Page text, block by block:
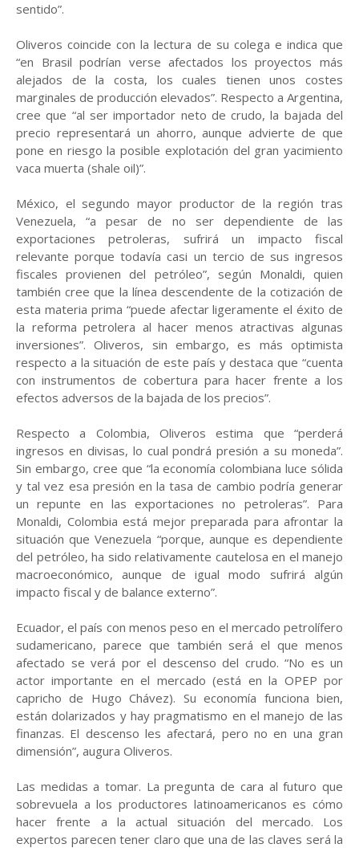
sentido”.
Oliveros coincide con la lectura de su colega e indica que
“en Brasil podrían verse afectados los proyectos más
alejados de la costa, los cuales tienen unos costes
marginales de producción elevados”. Respecto a Argentina,
cree que “al ser importador neto de crudo, la bajada del
precio representará un ahorro, aunque advierte de que
pone en riesgo la posible explotación del gran yacimiento
vaca muerta (shale oil)”.
México, el segundo mayor productor de la región tras
Venezuela, “a pesar de no ser dependiente de las
exportaciones petroleras, sufrirá un impacto fiscal
relevante porque todavía casi un tercio de sus ingresos
fiscales provienen del petróleo”, según Monaldi, quien
también cree que la línea descendente de la cotización de
esta materia prima “puede afectar ligeramente el éxito de
la reforma petrolera al hacer menos atractivas algunas
inversiones”. Oliveros, sin embargo, es más optimista
respecto a la situación de este país y destaca que “cuenta
con instrumentos de cobertura para hacer frente a los
efectos adversos de la bajada de los precios”.
Respecto a Colombia, Oliveros estima que “perderá
ingresos en divisas, lo cual pondrá presión a su moneda”.
Sin embargo, cree que “la economía colombiana luce sólida
y tal vez esa presión en la tasa de cambio podría generar
un repunte en las exportaciones no petroleras”. Para
Monaldi, Colombia está mejor preparada para afrontar la
situación que Venezuela “porque, aunque es dependiente
del petróleo, ha sido relativamente cautelosa en el manejo
macroeconómico, aunque de igual modo sufrirá algún
impacto fiscal y de balance externo”.
Ecuador, el país con menos peso en el mercado petrolífero
sudamericano, parece que también será el que menos
afectado se verá por el descenso del crudo. “No es un
actor importante en el mercado (está en la OPEP por
capricho de Hugo Chávez). Su economía funciona bien,
están dolarizados y hay pragmatismo en el manejo de las
finanzas. El descenso les afectará, pero no en una gran
dimensión”, augura Oliveros.
Las medidas a tomar. La pregunta de cara al futuro que
sobrevuela a los productores latinoamericanos es cómo
hacer frente a la actual situación del mercado. Los
expertos parecen tener claro que una de las claves será la